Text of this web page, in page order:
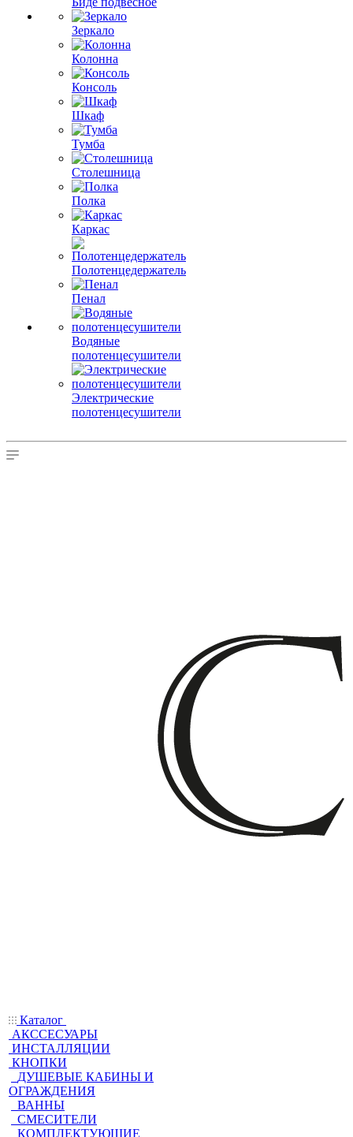
Зеркало
Колонна
Консоль
Шкаф
Тумба
Столешница
Полка
Каркас
Полотенцедержатель
Пенал
Водяные
полотенцесушители
Электрические
полотенцесушители
Каталог
АКССЕСУАРЫ
ИНСТАЛЛЯЦИИ
КНОПКИ
ДУШЕВЫЕ КАБИНЫ И
ОГРАЖДЕНИЯ
ВАННЫ
СМЕСИТЕЛИ
КОМПЛЕКТУЮЩИЕ